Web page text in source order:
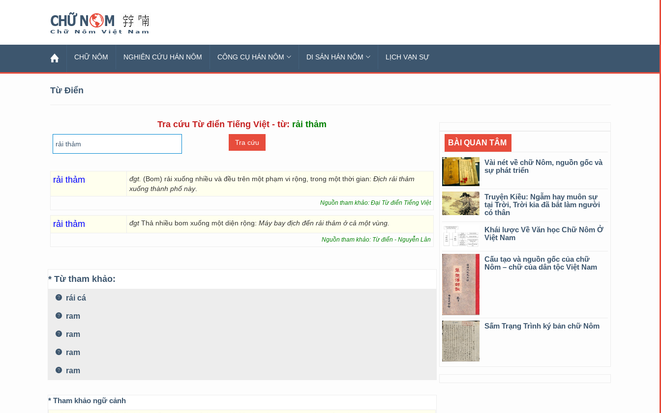
CHỮ NÔM NGHIÊN CỨU HÁN NÔM CÔNG CỤ HÁN NÔM DI SẢN HÁN NÔM LỊCH VẠN SỰ
Từ Điển
Tra cứu Từ điển Tiếng Việt - từ: rải thảm
rải thảm đgt. (Bom) rải xuống nhiều và đều trên một phạm vi rộng, trong một thời gian: Địch rải thảm
xuống thành phố này.
Nguồn tham khảo: Đại Từ điển Tiếng Việt
rải thảm đgtThả nhiều bom xuống một diện rộng: Máy bay địch đến rải thảm ở cả một vùng.
Nguồn tham khảo: Từ điển - Nguyễn Lân
* Từ tham khảo:
rái cá
ram
ram
ram
ram
* Tham khảo ngữ cảnh
BÀI QUAN TÂM
Vài nét về chữ Nôm, nguồn gốc và
sự phát triển
Truyện Kiều: Ngẫm hay muôn sự
tại Trời, Trời kia đã bắt làm người
có thân
Khái lược Về Văn học Chữ Nôm Ở
Việt Nam
Cấu tạo và nguồn gốc của chữ
Nôm – chữ của dân tộc Việt Nam
Sấm Trạng Trình ký bản chữ Nôm